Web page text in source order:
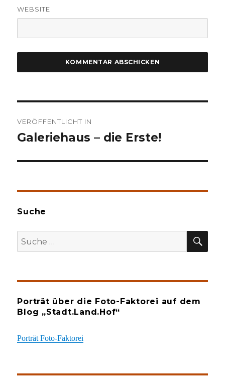
WEBSITE
VERÖFFENTLICHT IN
Galeriehaus – die Erste!
Suche
Suche
nach:
Porträt über die Foto-Faktorei auf dem
Blog „Stadt.Land.Hof“
Porträt Foto-Faktorei